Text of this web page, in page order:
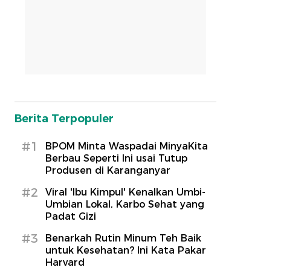
Berita Terpopuler
#1
BPOM Minta Waspadai MinyaKita
Berbau Seperti Ini usai Tutup
Produsen di Karanganyar
#2
Viral 'Ibu Kimpul' Kenalkan Umbi-
Umbian Lokal, Karbo Sehat yang
Padat Gizi
#3
Benarkah Rutin Minum Teh Baik
untuk Kesehatan? Ini Kata Pakar
Harvard